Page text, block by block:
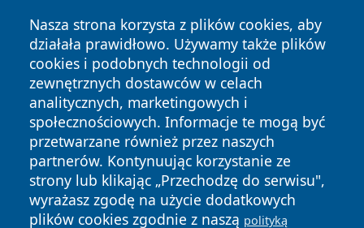
Nasza strona korzysta z plików cookies, aby
działała prawidłowo. Używamy także plików
cookies i podobnych technologii od
zewnętrznych dostawców w celach
analitycznych, marketingowych i
społecznościowych. Informacje te mogą być
przetwarzane również przez naszych
partnerów. Kontynuując korzystanie ze
strony lub klikając „Przechodzę do serwisu",
wyrażasz zgodę na użycie dodatkowych
plików cookies zgodnie z naszą polityką
Copyright © 2026 wrotatarnowa.pl Wszystkie prawa
zastrzeżone.
News Autorzy
Polityka
Prywatności
Polityka
Cookies